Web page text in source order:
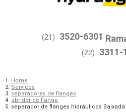
(21) 3520-6301
(22) 3311-
Home
Serviços
separadores de flanges
abridor de flange
separador de flanges hidráulicos